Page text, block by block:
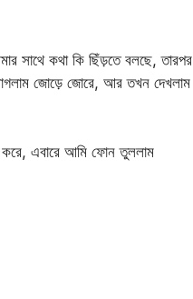
সাথে কথা কি ছিঁড়তে বলছে, তারপর
জোড়ে জোরে, আর তখন দেখলাম
এবারে আমি ফোন তুললাম